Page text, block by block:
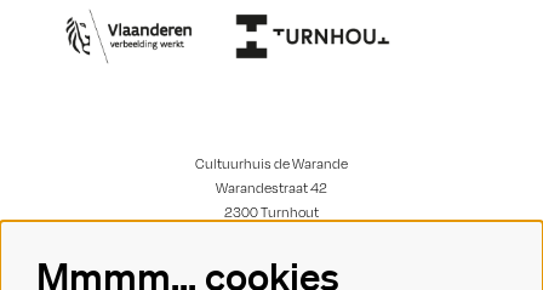
Cultuurhuis de Warande
Warandestraat 42
2300 Turnhout
onthaal
Mmmm... cookies